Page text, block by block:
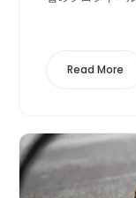
Read More